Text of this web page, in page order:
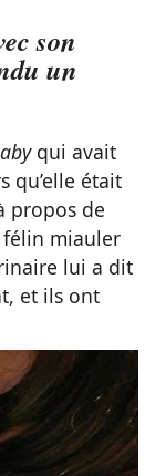
son
un
qui avait
qu’elle était
propos de
félin miauler
lui a dit
et ils ont